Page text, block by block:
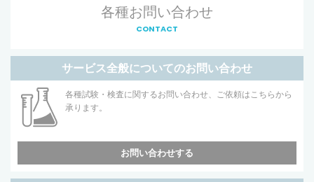
各種お問い合わせ
CONTACT
サービス全般についてのお問い合わせ
各種試験・検査に関するお問い合わせ、ご依頼はこちらから
承ります。
お問い合わせする